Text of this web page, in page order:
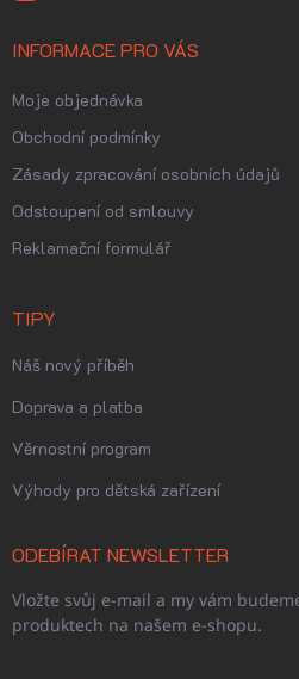
INFORMACE PRO VÁS
Moje objednávka
Obchodní podmínky
Zásady zpracování osobních údajů
Odstoupení od smlouvy
Reklamační formulář
TIPY
Náš nový příběh
Doprava a platba
Věrnostní program
Výhody pro dětská zařízení
ODEBÍRAT NEWSLETTER
Vložte svůj e-mail a my vám
produktech na našem e-shopu.